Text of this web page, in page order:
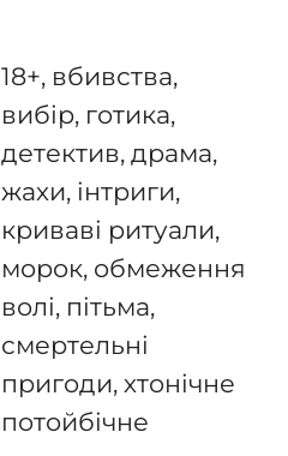
18+, вбивства,
вибір, готика,
детектив, драма,
жахи, інтриги,
криваві ритуали,
морок, обмеження
волі, пітьма,
смертельні
пригоди, хтонічне
потойбічне